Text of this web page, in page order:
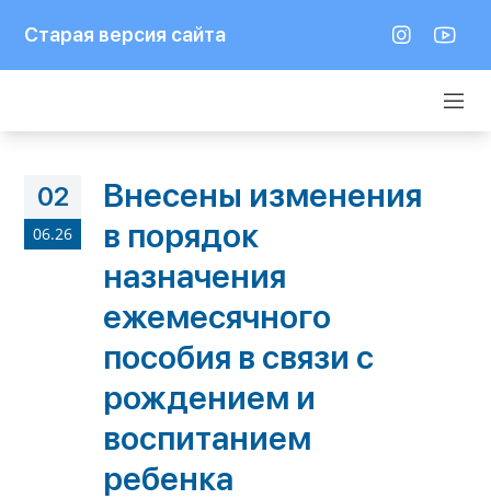
Старая версия сайта
02
06.26
Внесены изменения
в порядок
назначения
ежемесячного
пособия в связи с
рождением и
воспитанием
ребенка